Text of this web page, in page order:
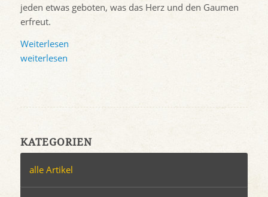
jeden etwas geboten, was das Herz und den Gaumen
erfreut.
Weiterlesen
weiterlesen
KATEGORIEN
alle Artikel